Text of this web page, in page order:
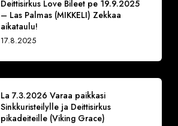
Deittisirkus Love Bileet pe 19.9.2025
– Las Palmas (MIKKELI) Zekkaa
aikataulu!
17.8.2025
La 7.3.2026 Varaa paikkasi
Sinkkuristeilylle ja Deittisirkus
pikadeiteille (Viking Grace)